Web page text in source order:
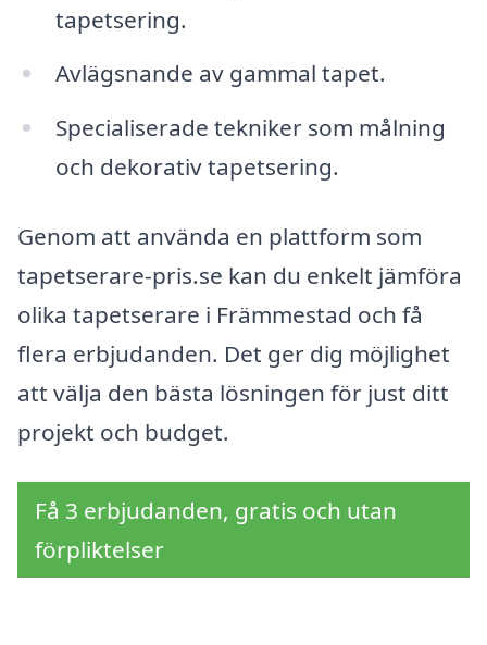
tapetsering.
Avlägsnande av gammal tapet.
Specialiserade tekniker som målning
och dekorativ tapetsering.
Genom att använda en plattform som
tapetserare-pris.se kan du enkelt jämföra
olika tapetserare i Främmestad och få
flera erbjudanden. Det ger dig möjlighet
att välja den bästa lösningen för just ditt
projekt och budget.
Få 3 erbjudanden, gratis och utan
förpliktelser